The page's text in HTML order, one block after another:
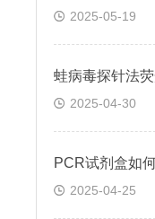
2025-05-19
2025-04-30
2025-04-25